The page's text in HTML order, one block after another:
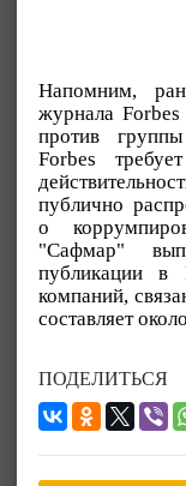
Напомним,
журнала
против
Forbes
публично
о
"Сафмар"
публикации
компаний,
составляет
ПОДЕЛИТЬСЯ